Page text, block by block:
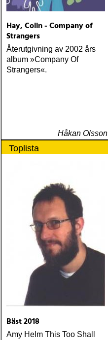
Hay, Colin - Company of
Strangers
Återutgivning av 2002 års
album »Company Of
Strangers«.
Håkan Olsson
Toplista
Bäst 2018
Amy Helm This Too Shall